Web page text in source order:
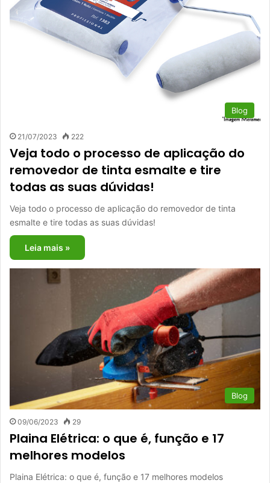
Blog
21/07/2023 222
Veja todo o processo de aplicação do
removedor de tinta esmalte e tire
todas as suas dúvidas!
Veja todo o processo de aplicação do removedor de tinta
esmalte e tire todas as suas dúvidas!
Leia mais »
Blog
09/06/2023 29
Plaina Elétrica: o que é, função e 17
melhores modelos
Plaina Elétrica: o que é, função e 17 melhores modelos